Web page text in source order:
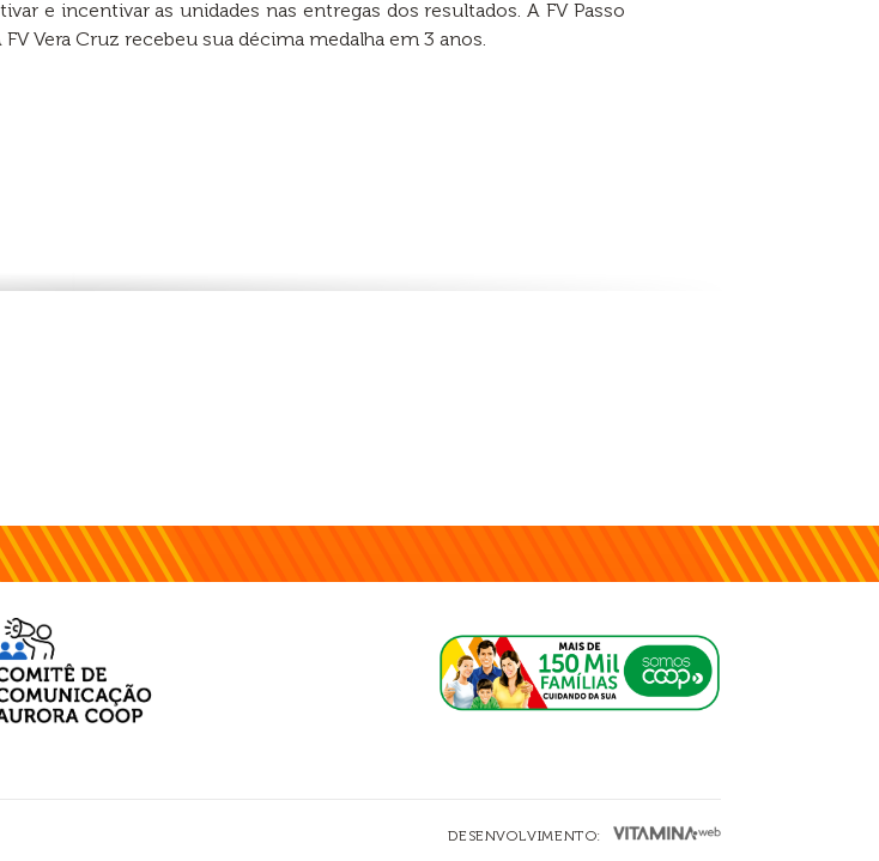
e incentivar as unidades nas entregas dos resultados. A FV Passo
Vera Cruz recebeu sua décima medalha em 3 anos.
DESENVOLVIMENTO: